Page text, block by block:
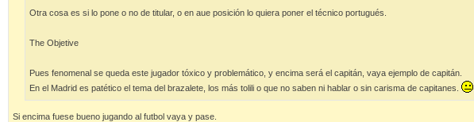
Otra cosa es si lo pone o no de titular, o en aue posición lo quiera poner el técnico portugués.
The Objetive
Pues fenomenal se queda este jugador tóxico y problemático, y encima será el capitán, vaya ejemplo de capitán.
En el Madrid es patético el tema del brazalete, los más tolili o que no saben ni hablar o sin carisma de capitanes.
Si encima fuese bueno jugando al futbol vaya y pase.